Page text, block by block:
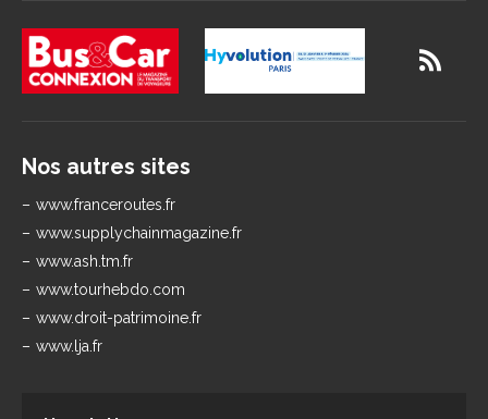
Nos autres sites
www.franceroutes.fr
www.supplychainmagazine.fr
www.ash.tm.fr
www.tourhebdo.com
www.droit-patrimoine.fr
www.lja.fr